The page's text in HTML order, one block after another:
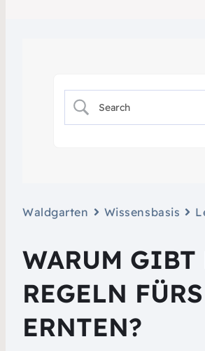
Waldgarten Wissensbasis
WARUM GIBT
REGELN FÜRS
ERNTEN?